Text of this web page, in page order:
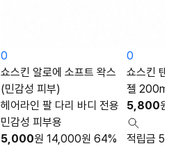
0
쇼스킨 알로에 소프트 왁스
(민감성 피부)
헤어라인 팔 다리 바디 전용
민감성 피부용
5,000원 14,000원 64%
0
쇼스킨 탠
젤 200ml
5,800원
적립금 58